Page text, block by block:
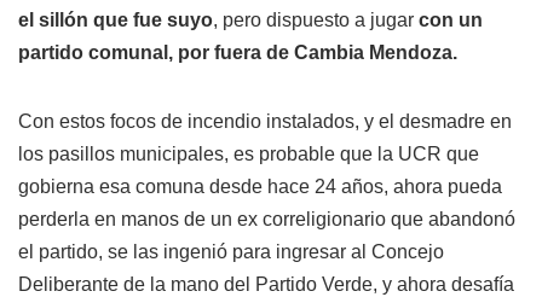
el sillón que fue suyo, pero dispuesto a jugar con un
partido comunal, por fuera de Cambia Mendoza.
Con estos focos de incendio instalados, y el desmadre en
los pasillos municipales, es probable que la UCR que
gobierna esa comuna desde hace 24 años, ahora pueda
perderla en manos de un ex correligionario que abandonó
el partido, se las ingenió para ingresar al Concejo
Deliberante de la mano del Partido Verde, y ahora desafía